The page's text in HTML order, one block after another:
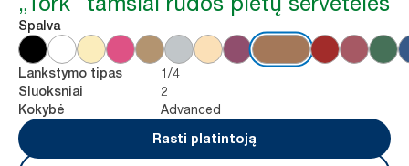
Spalva
Lankstymo tipas 1/4
Sluoksniai 2
Kokybė
Advanced
Rasti platintoją